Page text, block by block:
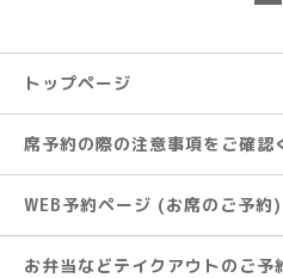
トップページ
席予約の際の注意事項をご確認
WEB予約ページ (お席のご予約)
お弁当などテイクアウトのご